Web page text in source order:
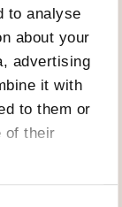
to analyse
about your
advertising
it with
to them or
of their
qui
ARE WE